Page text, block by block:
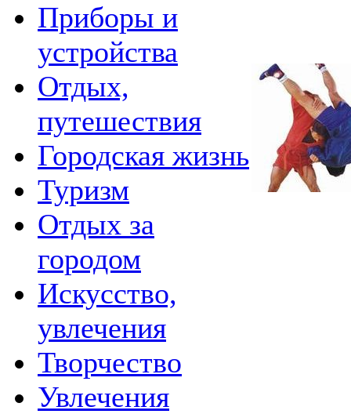
Приборы и
устройства
Отдых,
путешествия
Городская жизнь
Туризм
Отдых за
городом
Искусство,
увлечения
Творчество
Увлечения